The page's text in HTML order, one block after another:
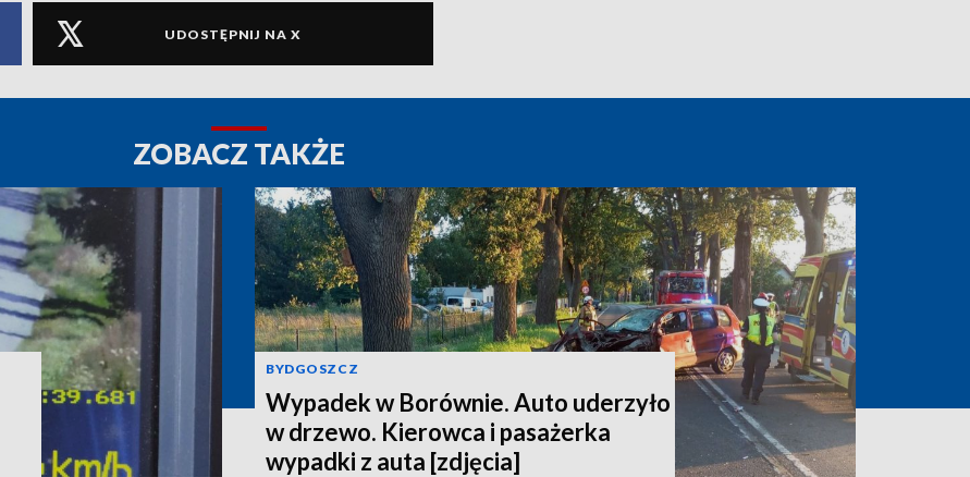
UDOSTĘPNIJ NA X
ZOBACZ TAKŻE
BYDGOSZCZ
Wypadek w Borównie. Auto uderzyło
w drzewo. Kierowca i pasażerka
wypadki z auta [zdjęcia]